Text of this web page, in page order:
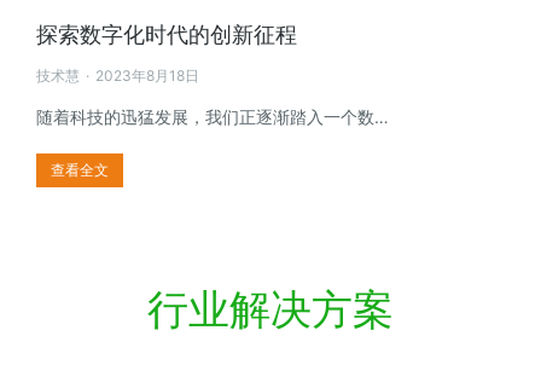
探索数字化时代的创新征程
技术慧 2023年8月18日
随着科技的迅猛发展，我们正逐渐踏入一个数…
查看全文
行业解决方案